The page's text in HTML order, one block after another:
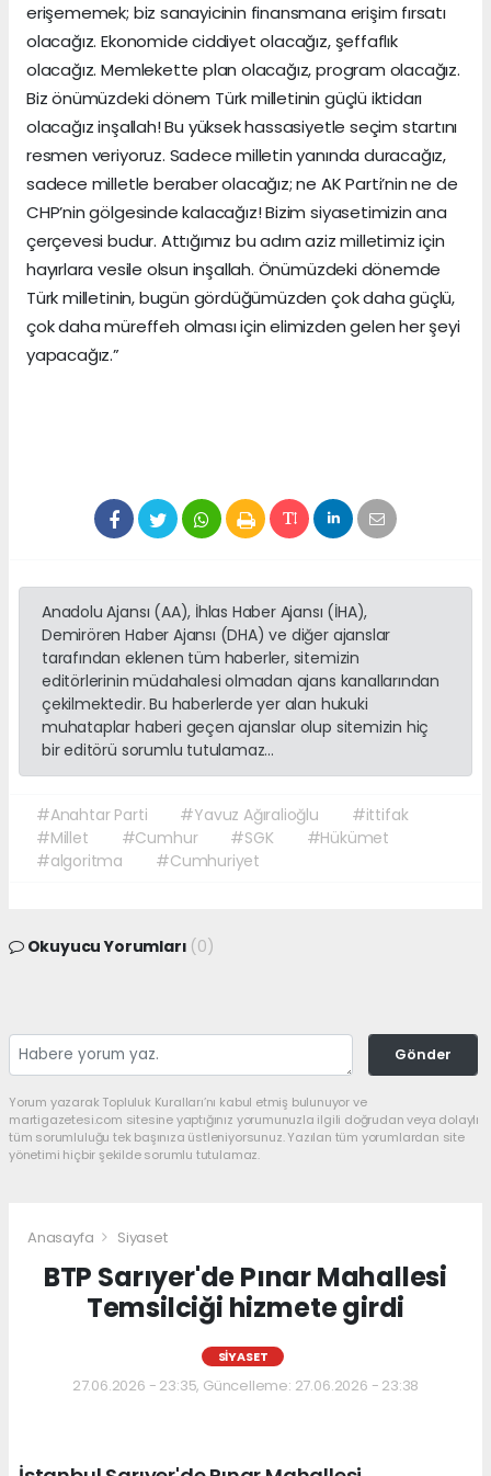
erişememek; biz sanayicinin finansmana erişim fırsatı
olacağız. Ekonomide ciddiyet olacağız, şeffaflık
olacağız. Memlekette plan olacağız, program olacağız.
Biz önümüzdeki dönem Türk milletinin güçlü iktidarı
olacağız inşallah! Bu yüksek hassasiyetle seçim startını
resmen veriyoruz. Sadece milletin yanında duracağız,
sadece milletle beraber olacağız; ne AK Parti’nin ne de
CHP’nin gölgesinde kalacağız! Bizim siyasetimizin ana
çerçevesi budur. Attığımız bu adım aziz milletimiz için
hayırlara vesile olsun inşallah. Önümüzdeki dönemde
Türk milletinin, bugün gördüğümüzden çok daha güçlü,
çok daha müreffeh olması için elimizden gelen her şeyi
yapacağız.”
Anadolu Ajansı (AA), İhlas Haber Ajansı (İHA),
Demirören Haber Ajansı (DHA) ve diğer ajanslar
tarafından eklenen tüm haberler, sitemizin
editörlerinin müdahalesi olmadan ajans kanallarından
çekilmektedir. Bu haberlerde yer alan hukuki
muhataplar haberi geçen ajanslar olup sitemizin hiç
bir editörü sorumlu tutulamaz...
#Anahtar Parti #Yavuz Ağıralioğlu
#ittifak
#Millet
#Cumhur #SGK
#Hükümet
#algoritma
#Cumhuriyet
Okuyucu Yorumları (0)
Gönder
Yorum yazarak Topluluk Kuralları’nı kabul etmiş bulunuyor ve
martigazetesi.com sitesine yaptığınız yorumunuzla ilgili doğrudan veya dolaylı
tüm sorumluluğu tek başınıza üstleniyorsunuz. Yazılan tüm yorumlardan site
yönetimi hiçbir şekilde sorumlu tutulamaz.
Anasayfa Siyaset
BTP Sarıyer'de Pınar Mahallesi
Temsilciği hizmete girdi
SIYASET
27.06.2026 - 23:35, Güncelleme: 27.06.2026 - 23:38